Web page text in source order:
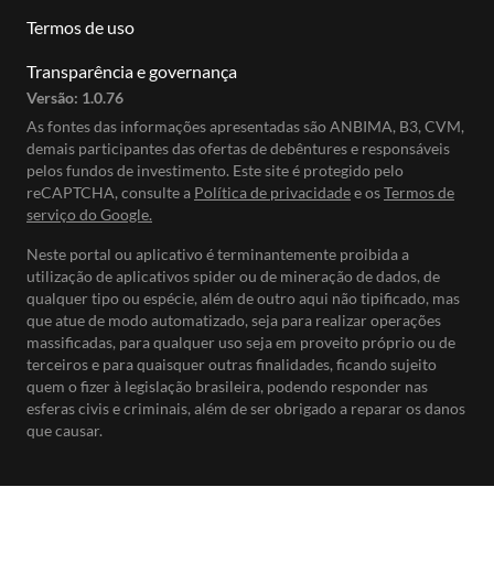
Termos de uso
Transparência e governança
Versão: 1.0.76
As fontes das informações apresentadas são ANBIMA, B3, CVM,
demais participantes das ofertas de debêntures e responsáveis
pelos fundos de investimento. Este site é protegido pelo
reCAPTCHA, consulte a Política de privacidadee osTermos de
serviço do Google.
Neste portal ou aplicativo é terminantemente proibida a
utilização de aplicativos spider ou de mineração de dados, de
qualquer tipo ou espécie, além de outro aqui não tipificado, mas
que atue de modo automatizado, seja para realizar operações
massificadas, para qualquer uso seja em proveito próprio ou de
terceiros e para quaisquer outras finalidades, ficando sujeito
quem o fizer à legislação brasileira, podendo responder nas
esferas civis e criminais, além de ser obrigado a reparar os danos
que causar.